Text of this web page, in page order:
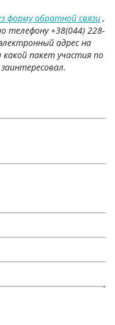
форму обратной связи ,
телефону +38(044) 228-
адрес на
пакет участия по